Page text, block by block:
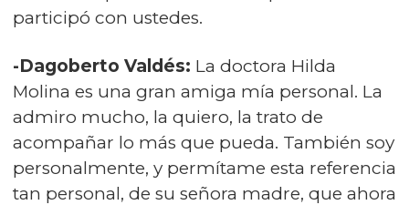
participó con ustedes.
-Dagoberto Valdés: La doctora Hilda
Molina es una gran amiga mía personal. La
admiro mucho, la quiero, la trato de
acompañar lo más que pueda. También soy
personalmente, y permítame esta referencia
tan personal, de su señora madre, que ahora